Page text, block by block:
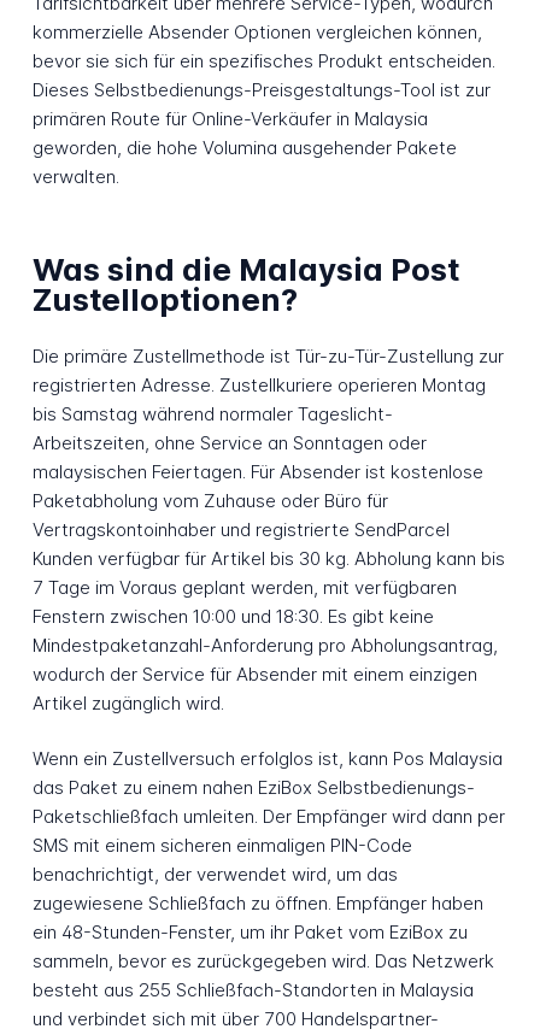
kommerzielle Absender Optionen vergleichen können,
bevor sie sich für ein spezifisches Produkt entscheiden.
Dieses Selbstbedienungs-Preisgestaltungs-Tool ist zur
primären Route für Online-Verkäufer in Malaysia
geworden, die hohe Volumina ausgehender Pakete
verwalten.
Was sind die Malaysia Post
Zustelloptionen?
Die primäre Zustellmethode ist Tür-zu-Tür-Zustellung zur
registrierten Adresse. Zustellkuriere operieren Montag
bis Samstag während normaler Tageslicht-
Arbeitszeiten, ohne Service an Sonntagen oder
malaysischen Feiertagen. Für Absender ist kostenlose
Paketabholung vom Zuhause oder Büro für
Vertragskontoinhaber und registrierte SendParcel
Kunden verfügbar für Artikel bis 30 kg. Abholung kann bis
7 Tage im Voraus geplant werden, mit verfügbaren
Fenstern zwischen 10:00 und 18:30. Es gibt keine
Mindestpaketanzahl-Anforderung pro Abholungsantrag,
wodurch der Service für Absender mit einem einzigen
Artikel zugänglich wird.
Wenn ein Zustellversuch erfolglos ist, kann Pos Malaysia
das Paket zu einem nahen EziBox Selbstbedienungs-
Paketschließfach umleiten. Der Empfänger wird dann per
SMS mit einem sicheren einmaligen PIN-Code
benachrichtigt, der verwendet wird, um das
zugewiesene Schließfach zu öffnen. Empfänger haben
ein 48-Stunden-Fenster, um ihr Paket vom EziBox zu
sammeln, bevor es zurückgegeben wird. Das Netzwerk
besteht aus 255 Schließfach-Standorten in Malaysia
und verbindet sich mit über 700 Handelspartner-